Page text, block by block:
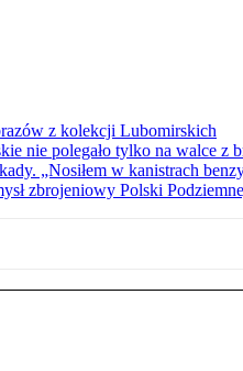
z kolekcji Lubomirskich
nie polegało tylko na walce z
„Nosiłem w kanistrach
zbrojeniowy Polski